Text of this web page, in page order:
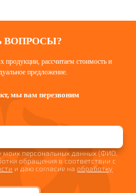
ВОПРОСЫ?
продукции, рассчитаем стоимость и
предложение.
мы вам перезвоним
моих персональных данных (ФИО,
обращения в соответствии с
и даю согласие наобработку